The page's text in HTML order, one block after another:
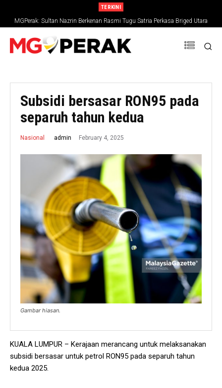
TERKINI
MGPerak: Sultan Nazrin Berkenan Rasmi Tugu Satria Perkasa Briged Utara
PGA
Subsidi bersasar RON95 pada
separuh tahun kedua
Nasional admin February 4, 2025
Gambar hiasan.
KUALA LUMPUR – Kerajaan merancang untuk melaksanakan
subsidi bersasar untuk petrol RON95 pada separuh tahun
kedua 2025.